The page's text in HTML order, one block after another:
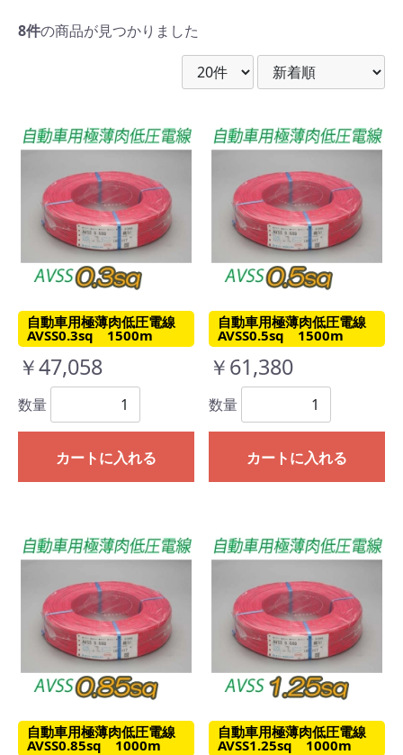
8件の商品が見つかりました
自動車用極薄肉低圧電線
AVSS0.3sq 1500m
￥47,058
数量
カートに入れる
自動車用極薄肉低圧電線
AVSS0.5sq 1500m
￥61,380
数量
カートに入れる
自動車用極薄肉低圧電線
AVSS0.85sq 1000m
自動車用極薄肉低圧電線
AVSS1.25sq 1000m